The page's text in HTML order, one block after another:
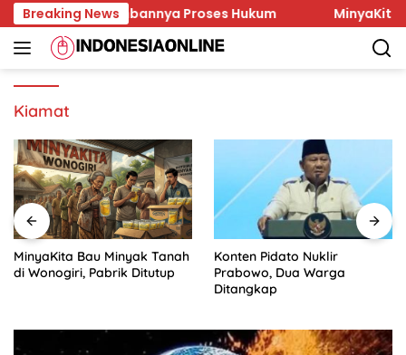
Skip
to
content
Breaking News
dan Lambannya Proses Hukum MinyaKita Bau
Kiamat
MinyaKita Bau Minyak Tanah
di Wonogiri, Pabrik Ditutup
Konten Pidato Nuklir
Prabowo, Dua Warga
Ditangkap